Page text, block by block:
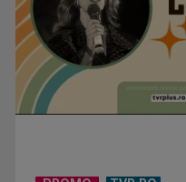
TELEȘCOALA: Limba